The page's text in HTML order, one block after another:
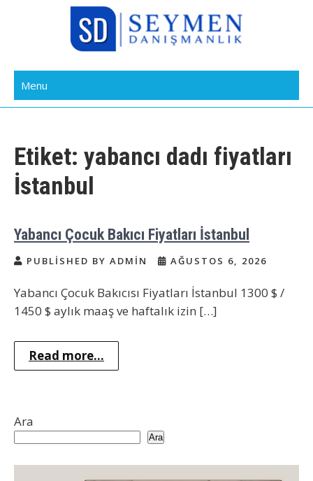
Bakıcı Yardımcı Dadı Danışmanlık
Ajansı İstanbul
Menu
Etiket: yabancı dadı fiyatları
İstanbul
Yabancı Çocuk Bakıcı Fiyatları İstanbul
PUBLISHED BY ADMIN AĞUSTOS 6, 2026
Yabancı Çocuk Bakıcısı Fiyatları İstanbul 1300 $ /
1450 $ aylık maaş ve haftalık izin […]
Read more...
Ara
Ara